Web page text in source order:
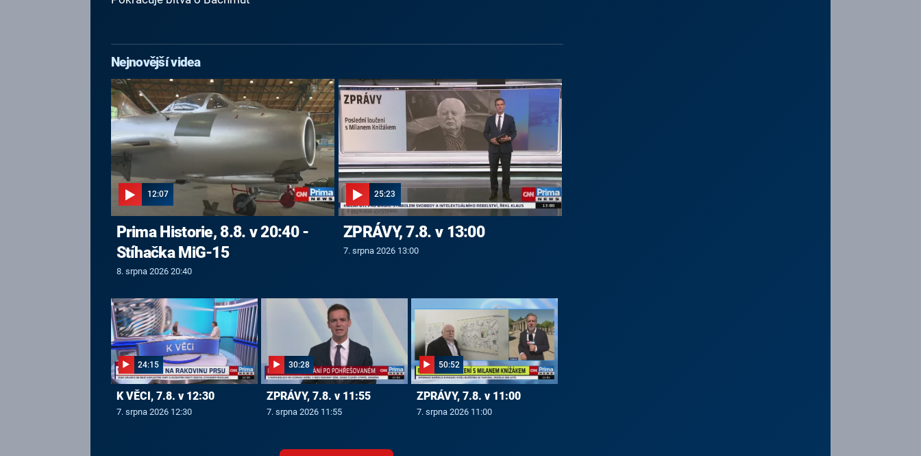
Nejnovější videa
12:07
Prima Historie, 8.8. v 20:40 -
Stíhačka MiG-15
8. srpna 2026 20:40
25:23
ZPRÁVY, 7.8. v 13:00
7. srpna 2026 13:00
24:15
K VĚCI, 7.8. v 12:30
7. srpna 2026 12:30
30:28
ZPRÁVY, 7.8. v 11:55
7. srpna 2026 11:55
50:52
ZPRÁVY, 7.8. v 11:00
7. srpna 2026 11:00